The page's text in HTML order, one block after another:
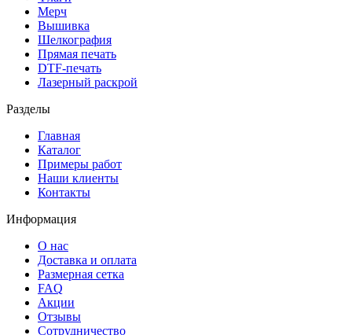
Мерч
Вышивка
Шелкография
Прямая печать
DTF-печать
Лазерный раскрой
Разделы
Главная
Каталог
Примеры работ
Наши клиенты
Контакты
Информация
О нас
Доставка и оплата
Размерная сетка
FAQ
Акции
Отзывы
Сотрудничество